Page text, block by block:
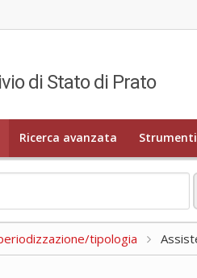
di Stato di Prato
Ricerca avanzata
tipologia